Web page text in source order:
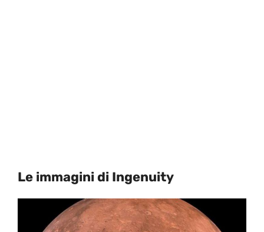
Le immagini di Ingenuity